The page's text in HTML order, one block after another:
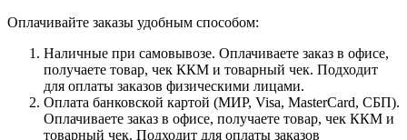
Оплачивайте заказы удобным способом:
Наличные при самовывозе. Оплачиваете заказ в офисе,
получаете товар, чек ККМ и товарный чек. Подходит
для оплаты заказов физическими лицами.
Оплата банковской картой (МИР, Visa, MasterCard, СБП).
Оплачиваете заказ в офисе, получаете товар, чек ККМ и
товарный чек. Подходит для оплаты заказов